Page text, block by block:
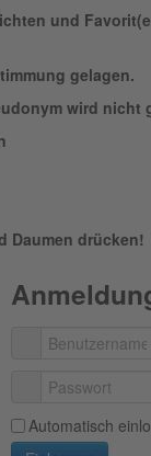
und
gelagen.
wird nicht
Daumen drücken!
Automatisch